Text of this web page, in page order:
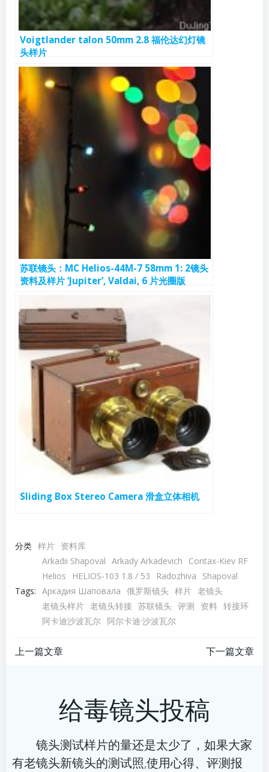
Voigtlander talon 50mm 2.8 福伦达幻灯镜
头样片
苏联镜头：MC Helios-44M-7 58mm 1: 2镜头
资料及样片 ‘Jupiter’, Valdai, 6 片光圈版
Sliding Box Stereo Camera 滑盒立体相机
分类 样片 资料库
Tags:
Arkadii Shapoval Arkady Arkadevich
Contax-Kiev RF
Helios
HELIOS-103 1.8 / 53 Radozhiva
Shapoval
Аркадия Шаповала 俄罗斯镜头 样片 老镜头
老镜头样片 老镜头转接 苏联镜头 评测 资料 转接环
阿卡迪沙波瓦尔 阿尔卡迪·沙波瓦尔
文
航
上一篇文章
导
航
下一篇文章
给毒镜头投稿
镜头测试样片的量还是太少了，如果大家
有老镜头新镜头的测试照,使用心得、评测报